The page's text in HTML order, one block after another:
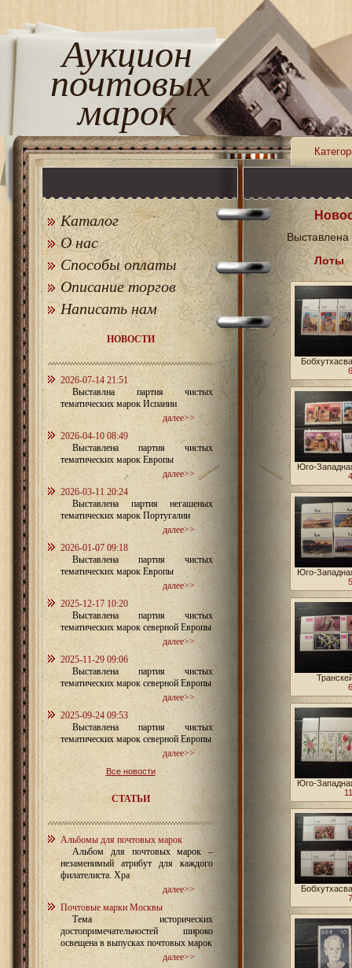
Аукцион
почтовых
марок
Каталог
О нас
Способы оплаты
Описание торгов
Написать нам
НОВОСТИ
2026-07-14 21:51
Выставлна партия чистых
тематических марок Испании
далее>>
2026-04-10 08:49
Выставлена партия чистых
тематических марок Европы
далее>>
2026-03-11 20:24
Выставлена партия негашеных
тематических марок Португалии
далее>>
2026-01-07 09:18
Выставлена партия чистых
тематических марок Европы
далее>>
2025-12-17 10:20
Выставлена партия чистых
тематических марок северной Европы
далее>>
2025-11-29 09:06
Выставлена партия чистых
тематических марок северной Европы
далее>>
2025-09-24 09:53
Выставлена партия чистых
тематических марок северной Европы
далее>>
Все новости
СТАТЬИ
Альбомы для почтовых марок
Альбом для почтовых марок –
незаменимый атрибут для каждого
филателиста. Хра
далее>>
Почтовые марки Москвы
Тема исторических
достопримечательностей широко
освещена в выпусках почтовых марок
далее>>
Лоты
Юго-
Юго-
Юго-